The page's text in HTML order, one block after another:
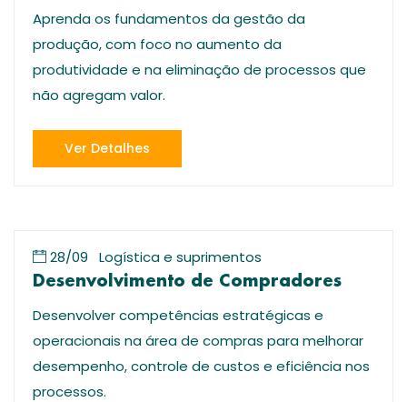
Aprenda os fundamentos da gestão da
produção, com foco no aumento da
produtividade e na eliminação de processos que
não agregam valor.
Ver Detalhes
28/09 Logística e suprimentos
Desenvolvimento de Compradores
Desenvolver competências estratégicas e
operacionais na área de compras para melhorar
desempenho, controle de custos e eficiência nos
processos.